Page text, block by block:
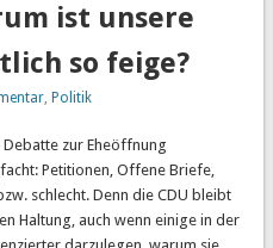
ist unsere
so feige?
, Politik
zur Eheöffnung
Petitionen, Offene Briefe,
schlecht. Denn die CDU bleibt
Haltung, auch wenn einige in der